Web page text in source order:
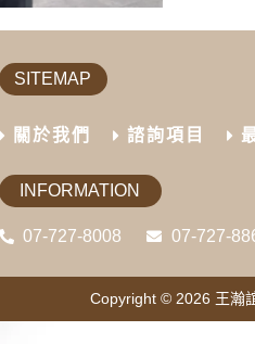
SITEMAP
關於我們 諮詢項目
INFORMATION
07-727-8008 07-727-
Copyright © 2026 王瀚